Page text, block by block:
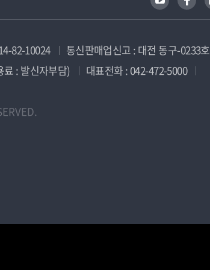
82-10024
통신판매업신고 : 대전 동구-0233호
료 : 발신자부담)
대표전화 : 042-472-5000